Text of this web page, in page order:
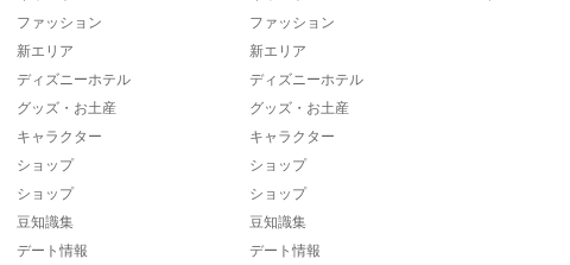
ファッション
新エリア
ディズニーホテル
グッズ・お土産
キャラクター
ショップ
ショップ
豆知識集
デート情報
ファッション
新エリア
ディズニーホテル
グッズ・お土産
キャラクター
ショップ
ショップ
豆知識集
デート情報